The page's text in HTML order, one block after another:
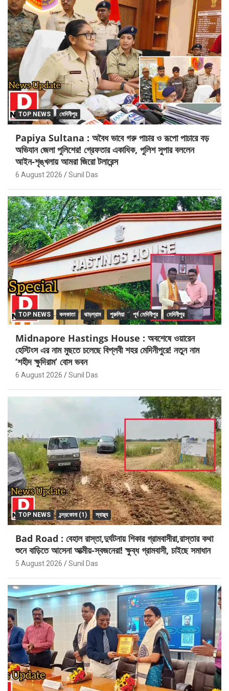
TOP NEWS মেদিনীপুর
Papiya Sultana : অবৈধ ভাবে গরু পাচার ও রূপো পাচারে বড়
অভিযান জেলা পুলিশের! গ্রেফতার একাধিক, পুলিশ সুপার বললেন
আইন-শৃঙ্খলায় আমরা জিরো টলারেন্স
6 August 2026 Sunil Das
TOP NEWS কলকাতা ঝাড়গ্রাম পুরুলিয়া পূর্ব মেদিনীপুর মেদিনীপুর
Midnapore Hastings House : অবশেষে ওয়ারেন
হেস্টিংস এর নাম মুছতে চলেছে বিপ্লবী শহর মেদিনীপুরে! নতুন নাম
‘শহীদ ক্ষুদিরাম’ বোস ভবন
6 August 2026 Sunil Das
TOP NEWS চন্দ্রকোনা (1) স্বাস্থ্য
Bad Road : বেহাল রাস্তা,দুর্ঘটনায় শিকার গ্রামবাসীরা,রাস্তার কথা
শুনে বাড়িতে আসেনা আত্মীয়-স্বজনেরা! ক্ষুব্ধ গ্রামবাসী, চাইছে সমাধান
5 August 2026 Sunil Das